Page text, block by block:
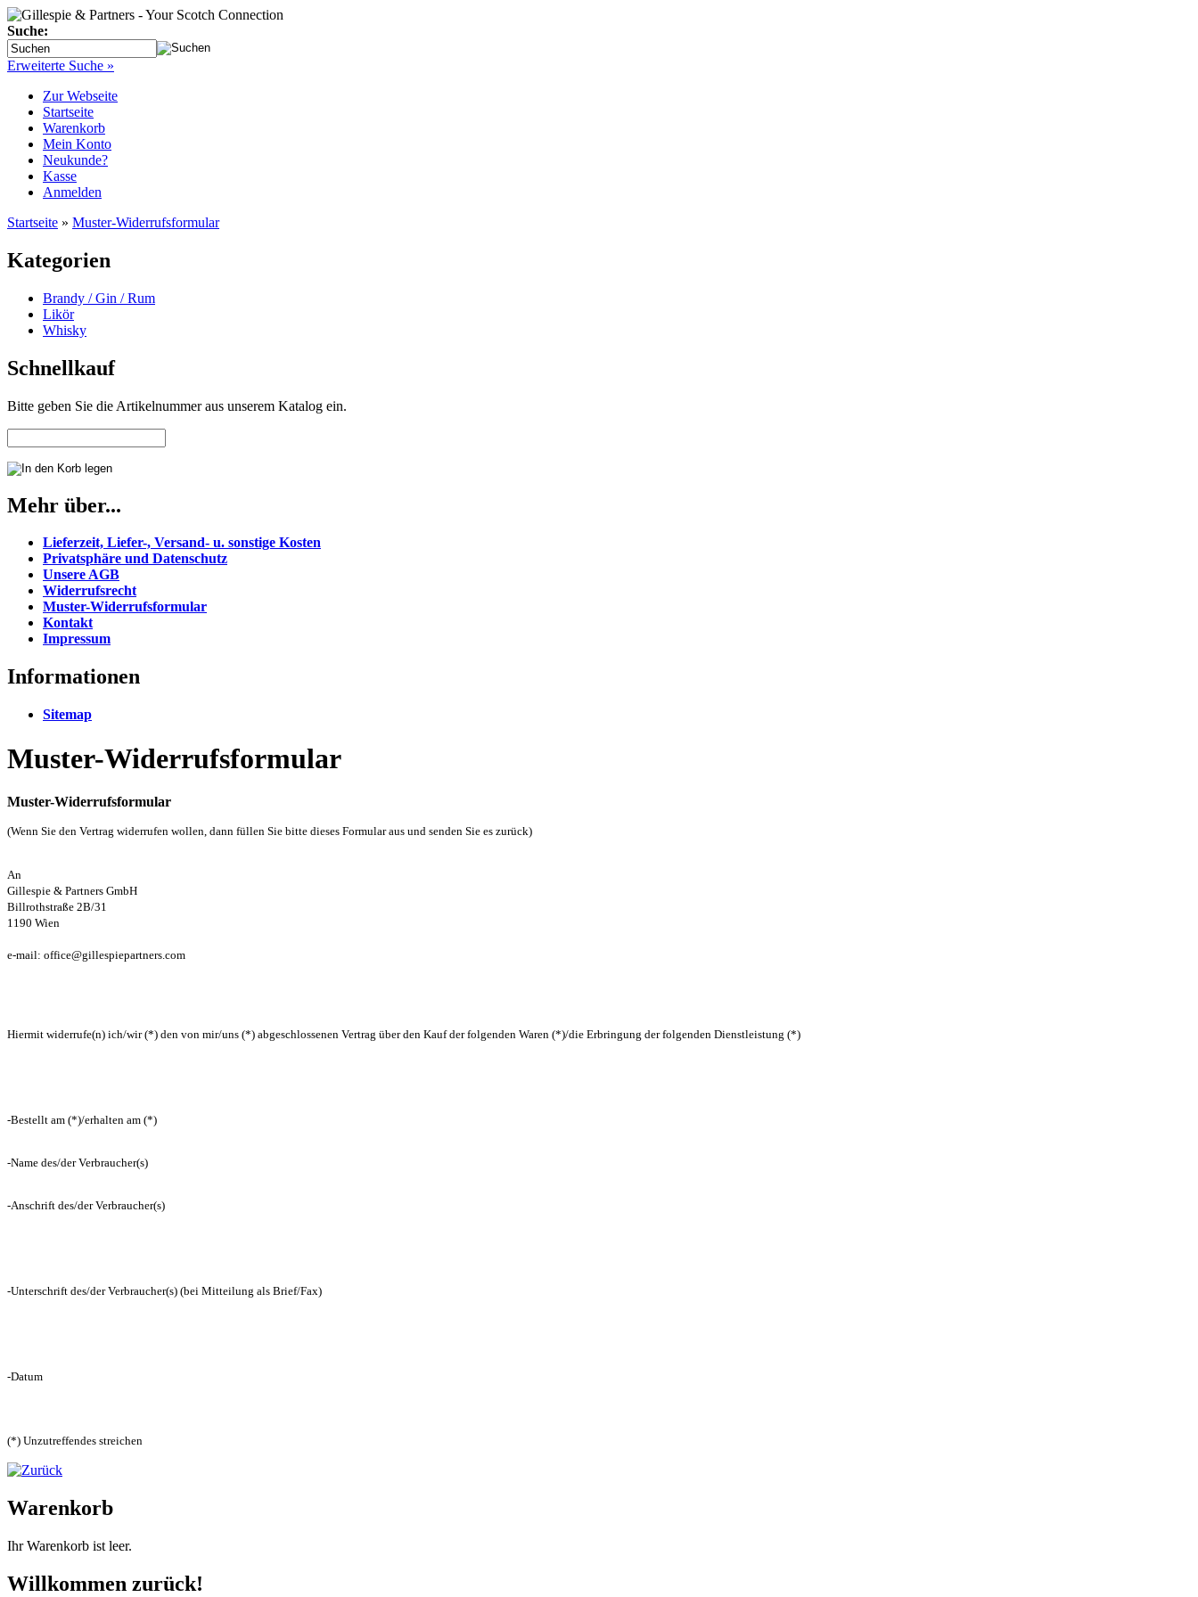
Suche:
Erweiterte Suche »
Zur Webseite
Startseite
Warenkorb
Mein Konto
Neukunde?
Kasse
Anmelden
Startseite » Muster-Widerrufsformular
Kategorien
Brandy / Gin / Rum
Likör
Whisky
Schnellkauf
Bitte geben Sie die Artikelnummer aus unserem Katalog ein.
Mehr über...
Lieferzeit, Liefer-, Versand- u. sonstige Kosten
Privatsphäre und Datenschutz
Unsere AGB
Widerrufsrecht
Muster-Widerrufsformular
Kontakt
Impressum
Informationen
Sitemap
Muster-Widerrufsformular
Muster-Widerrufsformular
(Wenn Sie den Vertrag widerrufen wollen, dann füllen Sie bitte dieses Formular aus und senden Sie es zurück)
An
Gillespie & Partners GmbH
Billrothstraße 2B/31
1190 Wien
e-mail: office@gillespiepartners.com
Hiermit widerrufe(n) ich/wir (*) den von mir/uns (*) abgeschlossenen Vertrag über den Kauf der folgenden Waren (*)/die Erbringung der folgenden Dienstleistung (*)
-Bestellt am (*)/erhalten am (*)
-Name des/der Verbraucher(s)
-Anschrift des/der Verbraucher(s)
-Unterschrift des/der Verbraucher(s) (bei Mitteilung als Brief/Fax)
-Datum
(*) Unzutreffendes streichen
Warenkorb
Ihr Warenkorb ist leer.
Willkommen zurück!